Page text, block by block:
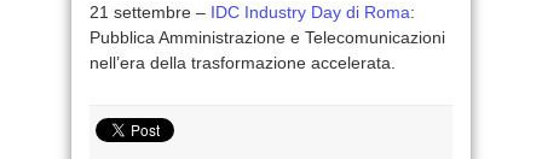
21 settembre – IDC Industry Day di Roma:
Pubblica Amministrazione e Telecomunicazioni
nell’era della trasformazione accelerata.